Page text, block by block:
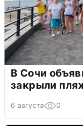
В Сочи
закрыли
6 августа 0